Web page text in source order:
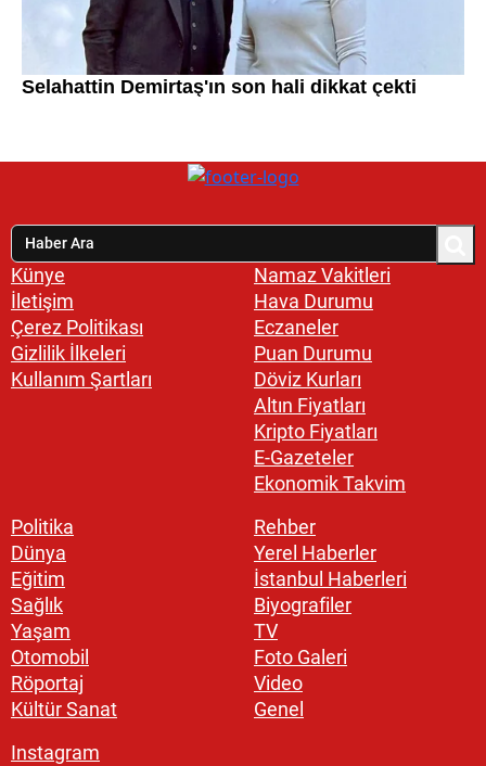
Künye
İletişim
Çerez Politikası
Gizlilik İlkeleri
Kullanım Şartları
Namaz Vakitleri
Hava Durumu
Eczaneler
Puan Durumu
Döviz Kurları
Altın Fiyatları
Kripto Fiyatları
E-Gazeteler
Ekonomik Takvim
Politika
Dünya
Eğitim
Sağlık
Yaşam
Otomobil
Röportaj
Kültür Sanat
Rehber
Yerel Haberler
İstanbul Haberleri
Biyografiler
TV
Foto Galeri
Video
Genel
Instagram